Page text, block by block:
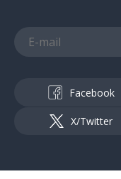
Facebook
X/Twitter